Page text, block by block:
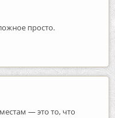
просто.
— это то, что